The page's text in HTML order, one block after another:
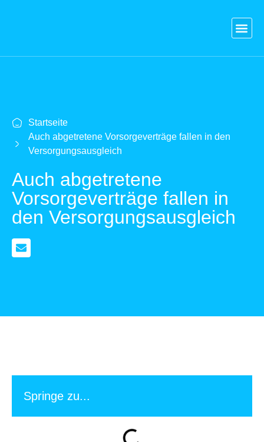
Startseite
Auch abgetretene Vorsorgeverträge fallen in den
Versorgungsausgleich
Auch abgetretene
Vorsorgeverträge fallen in
den Versorgungsausgleich
Springe zu...